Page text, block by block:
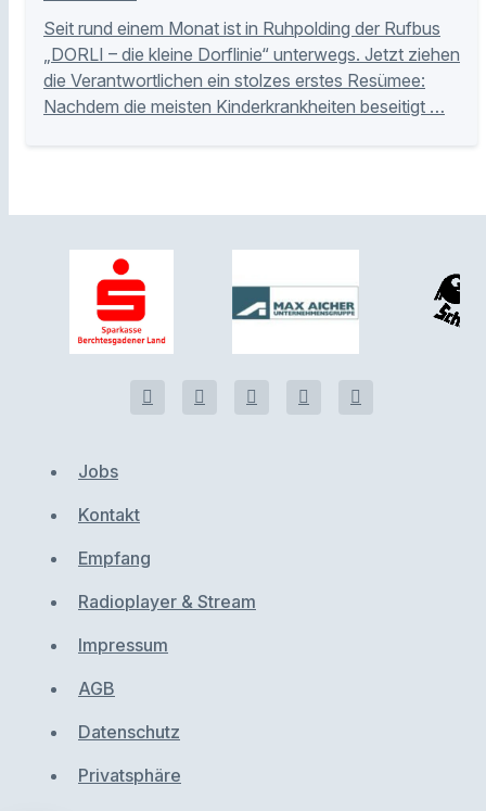
Seit rund einem Monat ist in Ruhpolding der Rufbus
„DORLI – die kleine Dorflinie“ unterwegs. Jetzt ziehen
die Verantwortlichen ein stolzes erstes Resümee:
Nachdem die meisten Kinderkrankheiten beseitigt …
Jobs
Kontakt
Empfang
Radioplayer & Stream
Impressum
AGB
Datenschutz
Privatsphäre